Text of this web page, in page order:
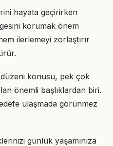
hayata geçirirken
korumak önem
ilerlemeyi zorlaştırır
konusu, pek çok
önemli başlıklardan biri.
ulaşmada görünmez
günlük yaşamınıza